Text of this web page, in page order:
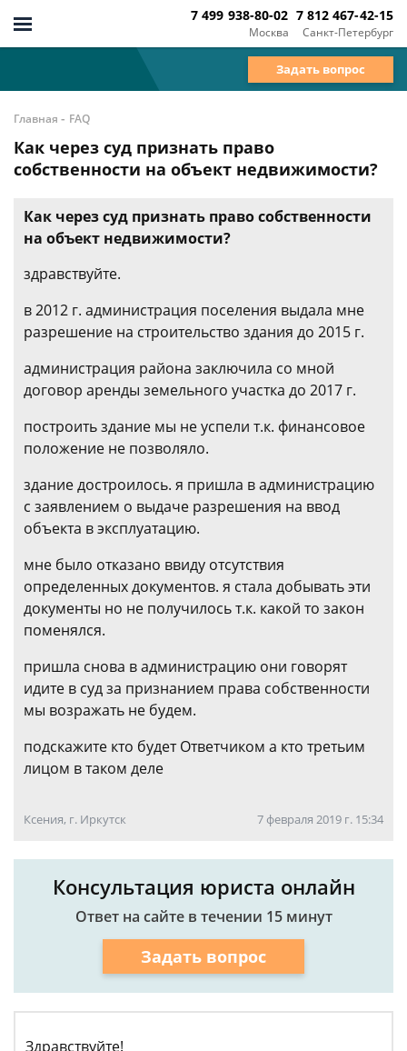
Москва
7 499 938-80-02
Санкт-Петербург
7 812 467-42-15
Задать вопрос
Главная - FAQ
Как через суд признать право
собственности на объект недвижимости?
Как через суд признать право собственности
на объект недвижимости?
здравствуйте.
в 2012 г. администрация поселения выдала мне
разрешение на строительство здания до 2015 г.
администрация района заключила со мной
договор аренды земельного участка до 2017 г.
построить здание мы не успели т.к. финансовое
положение не позволяло.
здание достроилось. я пришла в администрацию
с заявлением о выдаче разрешения на ввод
объекта в эксплуатацию.
мне было отказано ввиду отсутствия
определенных документов. я стала добывать эти
документы но не получилось т.к. какой то закон
поменялся.
пришла снова в администрацию они говорят
идите в суд за признанием права собственности
мы возражать не будем.
подскажите кто будет Ответчиком а кто третьим
лицом в таком деле
Ксения, г. Иркутск 7 февраля 2019 г. 15:34
Консультация юриста онлайн
Ответ на сайте в течении 15 минут
Задать вопрос
Здравствуйте!